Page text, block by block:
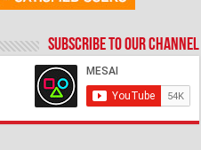
Subscribe to our Channel